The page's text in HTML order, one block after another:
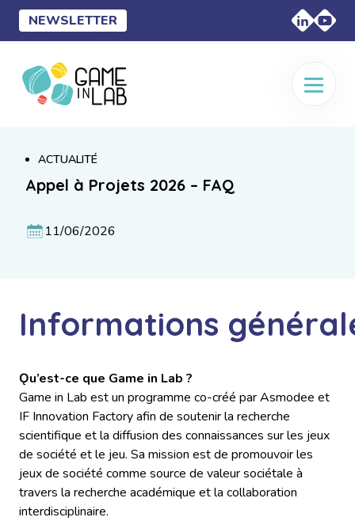
NEWSLETTER
ACTUALITÉ
Appel à Projets 2026 – FAQ
11/06/2026
Informations
Ǫu’est-ce que Game in Lab ?
Game in Lab est un programme co-créé par Asmodee et
IF Innovation Factory afin de soutenir la recherche
scientifique et la diffusion des connaissances sur les jeux
de société et le jeu. Sa mission est de promouvoir les
jeux de société comme source de valeur sociétale à
travers la recherche académique et la collaboration
interdisciplinaire.